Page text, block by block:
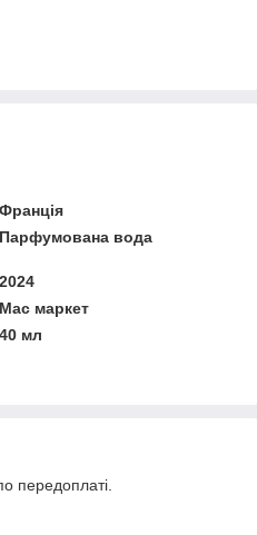
Франція
Парфумована вода
2024
Мас маркет
40 мл
передоплаті.